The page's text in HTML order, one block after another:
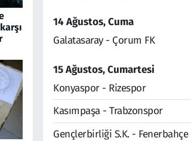
14 Ağustos, Cuma
Galatasaray - Çorum FK
15 Ağustos, Cumartesi
Konyaspor - Rizespor
Kasımpaşa - Trabzonspor
Gençlerbirliği S.K. - Fenerbahçe